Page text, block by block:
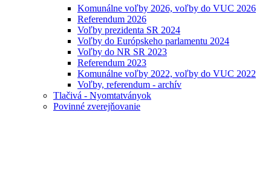
Komunálne voľby 2026, voľby do VUC 2026
Referendum 2026
Voľby prezidenta SR 2024
Voľby do Európskeho parlamentu 2024
Voľby do NR SR 2023
Referendum 2023
Komunálne voľby 2022, voľby do VUC 2022
Voľby, referendum - archív
Tlačivá - Nyomtatványok
Povinné zverejňovanie